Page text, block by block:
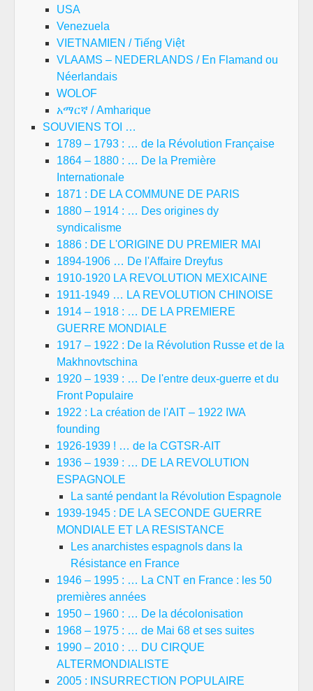
USA
Venezuela
VIETNAMIEN / Tiếng Việt
VLAAMS – NEDERLANDS / En Flamand ou
Néerlandais
WOLOF
አማርኛ / Amharique
SOUVIENS TOI …
1789 – 1793 : … de la Révolution Française
1864 – 1880 : … De la Première
Internationale
1871 : DE LA COMMUNE DE PARIS
1880 – 1914 : … Des origines dy
syndicalisme
1886 : DE L'ORIGINE DU PREMIER MAI
1894-1906 … De l'Affaire Dreyfus
1910-1920 LA REVOLUTION MEXICAINE
1911-1949 … LA REVOLUTION CHINOISE
1914 – 1918 : … DE LA PREMIERE
GUERRE MONDIALE
1917 – 1922 : De la Révolution Russe et de la
Makhnovtschina
1920 – 1939 : … De l'entre deux-guerre et du
Front Populaire
1922 : La création de l'AIT – 1922 IWA
founding
1926-1939 ! … de la CGTSR-AIT
1936 – 1939 : … DE LA REVOLUTION
ESPAGNOLE
La santé pendant la Révolution Espagnole
1939-1945 : DE LA SECONDE GUERRE
MONDIALE ET LA RESISTANCE
Les anarchistes espagnols dans la
Résistance en France
1946 – 1995 : … La CNT en France : les 50
premières années
1950 – 1960 : … De la décolonisation
1968 – 1975 : … de Mai 68 et ses suites
1990 – 2010 : … DU CIRQUE
ALTERMONDIALISTE
2005 : INSURRECTION POPULAIRE